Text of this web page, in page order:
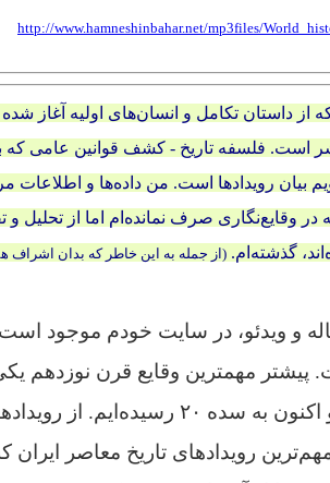
http://www.hamneshinbahar.net/mp3files/
داستان تکامل و انسان‌های اولیه آغاز شده
است. فلسفه تاریخ - کشف قوانین عامی که
بیان رویدادها است. من داده‌ها و اطلاعات
وقایع‌نگاری صرف نمانده‌ام اما از تحلیل و
گذشته‌ام. (از جمله به این خاطر که بدان اشراف
و ویدئو، در سایت خودم موجود است)،
مهمترین وقایع قرن نوزدهم یکی
تاریخ بشری مورد بحث قرار گرفت و اکنون به‌
رویدادهای تاریخ معاصر